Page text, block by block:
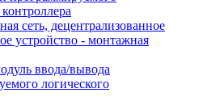
сеть, децентрализованное
устройство - монтажная
ввода/вывода
логического